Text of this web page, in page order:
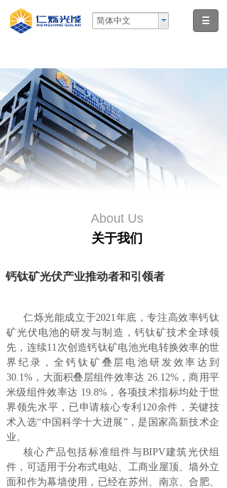
简体中文
About Us
关于我们
钙钛矿光伏产业推动者和引领者
仁烁光能成立于2021年底，专注高效率钙钛
矿光伏电池的研发与制造，钙钛矿技术全球领
先，连续11次创造钙钛矿电池光电转换效率的世
界纪录，全钙钛矿叠层电池研发效率达到
30.1%，大面积叠层组件效率达 26.12%，商用平
米级组件效率达 19.8%，各项技术指标均处于世
界领先水平，已申请核心专利120余件，关键技
术入选“中国科学十大进展”，是国家高新技术企
业。
核心产品包括标准组件与BIPV建筑光伏组
件，可适用于分布式电站、工商业屋顶、墙外立
面和作为幕墙使用，已经在苏州、南京、合肥、